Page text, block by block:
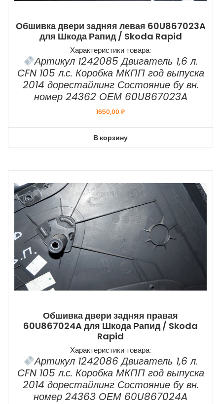
Обшивка двери задняя левая 60U867023A
для Шкода Рапид / Skoda Rapid
Характеристики товара:
Артикул 1242085 Двигатель 1,6 л.
CFN 105 л.с. Коробка МКПП год выпуска
2014 дорестайлинг Состояние бу вн.
номер 24362 ОЕМ 60U867023A
1650,00₽
В корзину
Обшивка двери задняя правая
60U867024A для Шкода Рапид / Skoda
Rapid
Характеристики товара:
Артикул 1242086 Двигатель 1,6 л.
CFN 105 л.с. Коробка МКПП год выпуска
2014 дорестайлинг Состояние бу вн.
номер 24363 ОЕМ 60U867024A